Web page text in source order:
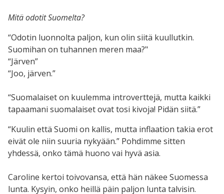
Mitä odotit Suomelta?
“Odotin luonnolta paljon, kun olin siitä kuullutkin.
Suomihan on tuhannen meren maa?"
“Järven”
“Joo, järven.”
“Suomalaiset on kuulemma introverttejä, mutta kaikki
tapaamani suomalaiset ovat tosi kivoja! Pidän siitä.”
“Kuulin että Suomi on kallis, mutta inflaation takia erot
eivät ole niin suuria nykyään.” Pohdimme sitten
yhdessä, onko tämä huono vai hyvä asia.
Caroline kertoi toivovansa, että hän näkee Suomessa
lunta. Kysyin, onko heillä päin paljon lunta talvisin.